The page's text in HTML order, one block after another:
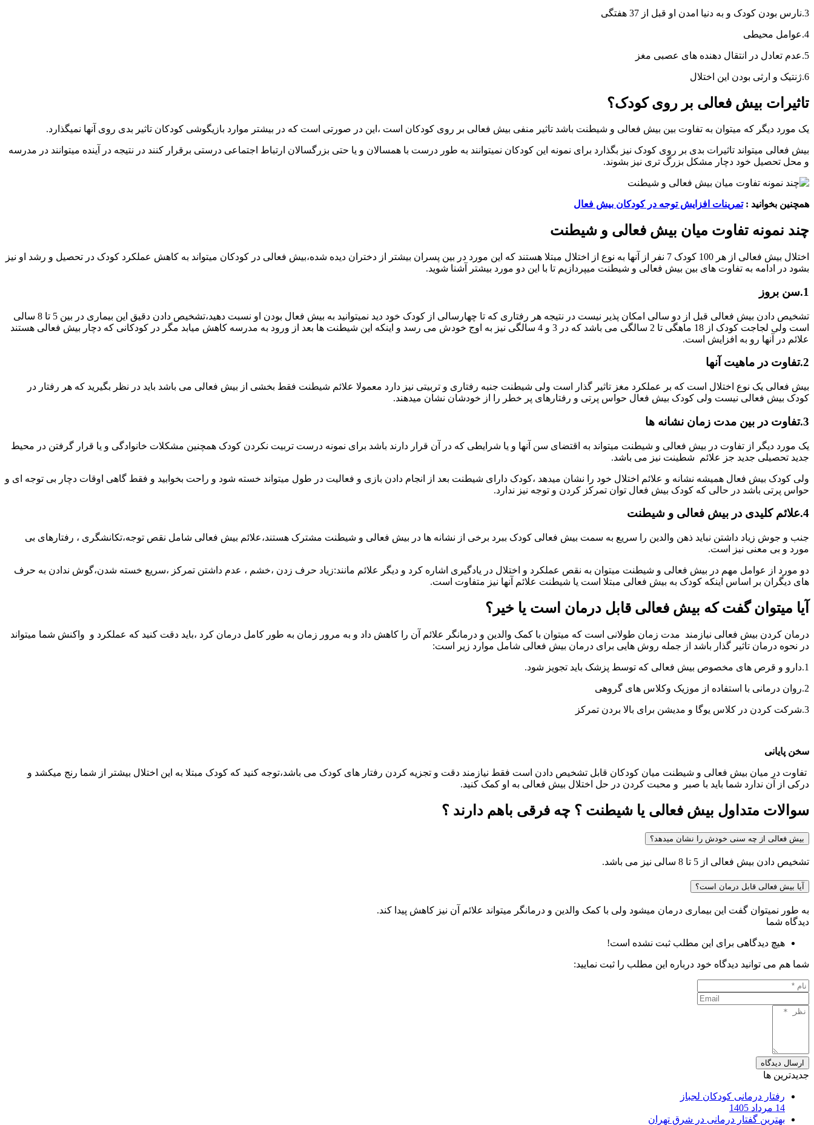
3.نارس بودن کودک و به دنیا امدن او قبل از 37 هفتگی
4.عوامل محیطی
5.عدم تعادل در انتقال دهنده های عصبی مغز
6.ژنتیک و ارثی بودن این اختلال
تاثیرات بیش فعالی بر روی کودک؟
یک مورد دیگر که میتوان به تفاوت بین بیش فعالی و شیطنت باشد تاثیر منفی بیش فعالی بر روی کودکان است ،این در صورتی است که در بیشتر موارد بازیگوشی کودکان تاثیر بدی روی آنها نمیگذارد.
بیش فعالی میتواند تاثیرات بدی بر روی کودک نیز بگذارد برای نمونه این کودکان نمیتوانند به طور درست با همسالان و یا حتی بزرگسالان ارتباط اجتماعی درستی برقرار کنند در نتیجه در آینده میتوانند در مدرسه
و محل تحصیل خود دچار مشکل بزرگ تری نیز بشوند.
همچنین بخوانید :تمرینات افزایش توجه در کودکان بیش فعال
چند نمونه تفاوت میان بیش فعالی و شیطنت
اختلال بیش فعالی از هر 100 کودک 7 نفر از آنها به نوع از اختلال مبتلا هستند که این مورد در بین پسران بیشتر از دختران دیده شده،بیش فعالی در کودکان میتواند به کاهش عملکرد کودک در تحصیل و رشد او نیز
بشود در ادامه به تفاوت های بین بیش فعالی و شیطنت میپردازیم تا با این دو مورد بیشتر آشنا شوید.
1.سن بروز
تشخیص دادن بیش فعالی قبل از دو سالی امکان پذیر نیست در نتیجه هر رفتاری که تا چهارسالی از کودک خود دید نمیتوانید به بیش فعال بودن او نسبت دهید،تشخیص دادن دقیق این بیماری در بین 5 تا 8 سالی
است ولی لجاجت کودک از 18 ماهگی تا 2 سالگی می باشد که در 3 و 4 سالگی نیز به اوج خودش می رسد و اینکه این شیطنت ها بعد از ورود به مدرسه کاهش میابد مگر در کودکانی که دچار بیش فعالی هستند
علائم در آنها رو به افزایش است.
2.تفاوت در ماهیت آنها
بیش فعالی یک نوع اختلال است که بر عملکرد مغز تاثیر گذار است ولی شیطنت جنبه رفتاری و تربیتی نیز دارد معمولا علائم شیطنت فقط بخشی از بیش فعالی می باشد باید در نظر بگیرید که هر رفتار در
کودک بیش فعالی نیست ولی کودک بیش فعال حواس پرتی و رفتارهای پر خطر را از خودشان نشان میدهند.
3.تفاوت در بین مدت زمان نشانه ها
یک مورد دیگر از تفاوت در بیش فعالی و شیطنت میتواند به اقتضای سن آنها و یا شرایطی که در آن قرار دارند باشد برای نمونه درست تربیت نکردن کودک همچنین مشکلات خانوادگی و یا قرار گرفتن در محیط
جدید تحصیلی جدید جز علائم شطینت نیز می باشد.
ولی کودک بیش فعال همیشه نشانه و علائم اختلال خود را نشان میدهد ،کودک دارای شیطنت بعد از انجام دادن بازی و فعالیت در طول میتواند خسته شود و راحت بخوابید و فقط گاهی اوقات دچار بی توجه ای و
حواس پرتی باشد در حالی که کودک بیش فعال توان تمرکز کردن و توجه نیز ندارد.
4.علائم کلیدی در بیش فعالی و شیطنت
جنب و جوش زیاد داشتن نباید ذهن والدین را سریع به سمت بیش فعالی کودک ببرد برخی از نشانه ها در بیش فعالی و شیطنت مشترک هستند،علائم بیش فعالی شامل نقص توجه،تکانشگری ، رفتارهای بی
مورد و بی معنی نیز است.
دو مورد از عوامل مهم در بیش فعالی و شیطنت میتوان به نقص عملکرد و اختلال در یادگیری اشاره کرد و دیگر علائم مانند:زیاد حرف زدن ،خشم ، عدم داشتن تمرکز ،سریع خسته شدن،گوش ندادن به حرف
های دیگران بر اساس اینکه کودک به بیش فعالی مبتلا است یا شیطنت علائم آنها نیز متفاوت است.
آیا میتوان گفت که بیش فعالی قابل درمان است یا خیر؟
درمان کردن بیش فعالی نیازمند مدت زمان طولانی است که میتوان با کمک والدین و درمانگر علائم آن را کاهش داد و به مرور زمان به طور کامل درمان کرد ،باید دقت کنید که عملکرد و واکنش شما میتواند
در نحوه درمان تاثیر گذار باشد از جمله روش هایی برای درمان بیش فعالی شامل موارد زیر است:
1.دارو و قرص های مخصوص بیش فعالی که توسط پزشک باید تجویز شود.
2.روان درمانی با استفاده از موزیک وکلاس های گروهی
3.شرکت کردن در کلاس یوگا و مدیشن برای بالا بردن تمرکز
سخن پایانی
تفاوت در میان بیش فعالی و شیطنت میان کودکان قابل تشخیص دادن است فقط نیازمند دقت و تجزیه کردن رفتار های کودک می باشد،توجه کنید که کودک مبتلا به این اختلال بیشتر از شما رنج میکشد و
درکی از آن ندارد شما باید با صبر و محبت کردن در حل اختلال بیش فعالی به او کمک کنید.
سوالات متداول بیش فعالی یا شیطنت ؟ چه فرقی باهم دارند ؟
بیش فعالی از چه سنی خودش را نشان میدهد؟
تشخیص دادن بیش فعالی از 5 تا 8 سالی نیز می باشد.
آیا بیش فعالی قابل درمان است؟
به طور نمیتوان گفت این بیماری درمان میشود ولی با کمک والدین و درمانگر میتواند علائم آن نیز کاهش پیدا کند.
دیدگاه شما
هیچ دیدگاهی برای این مطلب ثبت نشده است!
شما هم می توانید دیدگاه خود درباره این مطلب را ثبت نمایید:
ارسال دیدگاه
جدیدترین ها
رفتار درمانی کودکان لجباز
14 مرداد 1405
بهترین گفتار درمانی در شرق تهران